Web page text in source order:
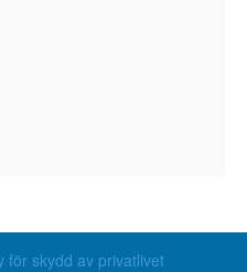
för skydd av privatlivet